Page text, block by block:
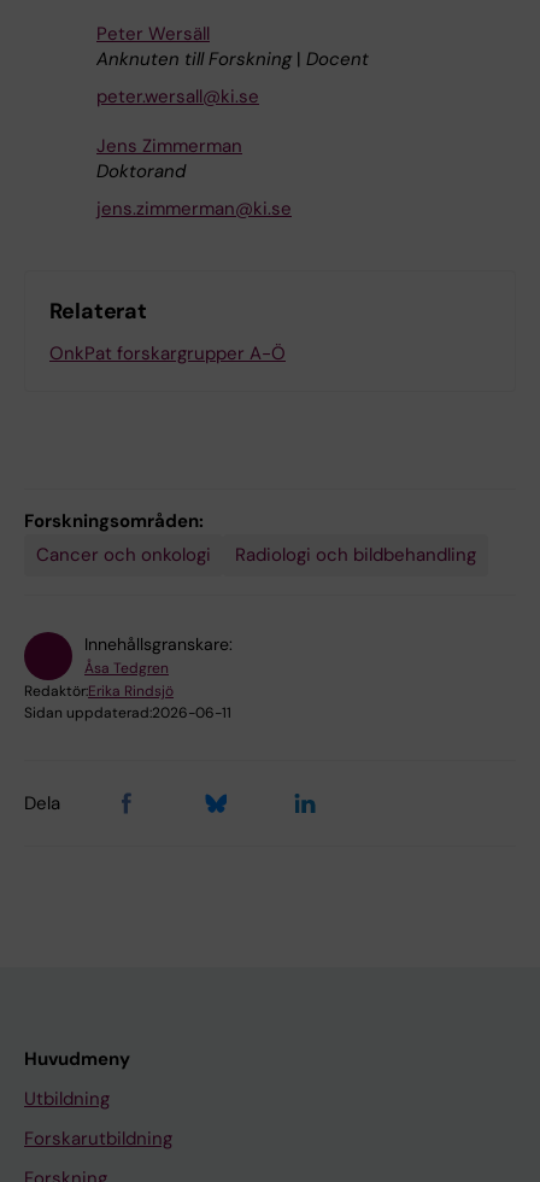
Peter Wersäll
Anknuten till Forskning | Docent
peter.wersall@ki.se
Jens Zimmerman
Doktorand
jens.zimmerman@ki.se
Relaterat
OnkPat forskargrupper A-Ö
Forskningsområden:
Cancer och onkologi
Radiologi och bildbehandling
Innehållsgranskare:
Åsa Tedgren
Redaktör:Erika Rindsjö
Sidan uppdaterad:2026-06-11
Dela
Huvudmeny
Utbildning
Forskarutbildning